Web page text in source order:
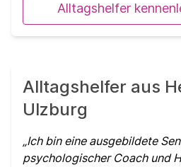
Alltagshelfer
Alltagshelfer aus
Ulzburg
Ich bin eine ausgebildete
psychologischer Coach und